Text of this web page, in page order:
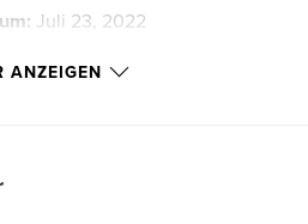
Juli 23, 2022
ANZEIGEN